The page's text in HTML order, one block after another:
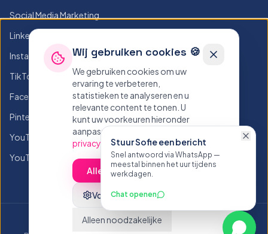
Social Media Marketing
LinkedIn Posts
Instagram Posts
TikTok Posts
Facebook Posts
Pinterest Posts
YouTube Posts
YouTube Thumbnails
Sofie.be - Alle rechten voorbehouden
Stuur Sofie een bericht
Snel antwoord via WhatsApp —
meestal binnen het uur tijdens
werkdagen.
Chat openen
Wij gebruiken cookies 🍪
We gebruiken cookies om uw
ervaring te verbeteren,
statistieken te analyseren en u
relevante content te tonen. U
kunt uw voorkeuren hieronder
aanpassen.
privacybeleid
Alles accepteren
Voorkeuren
Alleen noodzakelijke